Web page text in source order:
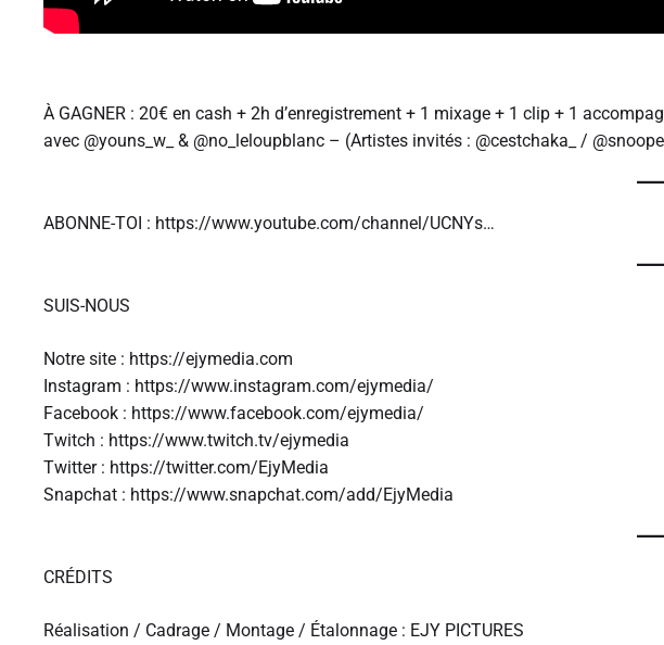
À GAGNER : 20€ en cash + 2h d’enregistrement + 1 mixage + 1 clip + 1
avec @youns_w_ & @no_leloupblanc – (Artistes invités : @cestchaka_ /
ABONNE-TOI : https://www.youtube.com/channel/UCNYs…
SUIS-NOUS
Notre site : https://ejymedia.com
Instagram : https://www.instagram.com/ejymedia/
Facebook : https://www.facebook.com/ejymedia/
Twitch : https://www.twitch.tv/ejymedia
Twitter : https://twitter.com/EjyMedia
Snapchat : https://www.snapchat.com/add/EjyMedia
CRÉDITS
Réalisation / Cadrage / Montage / Étalonnage : EJY PICTURES